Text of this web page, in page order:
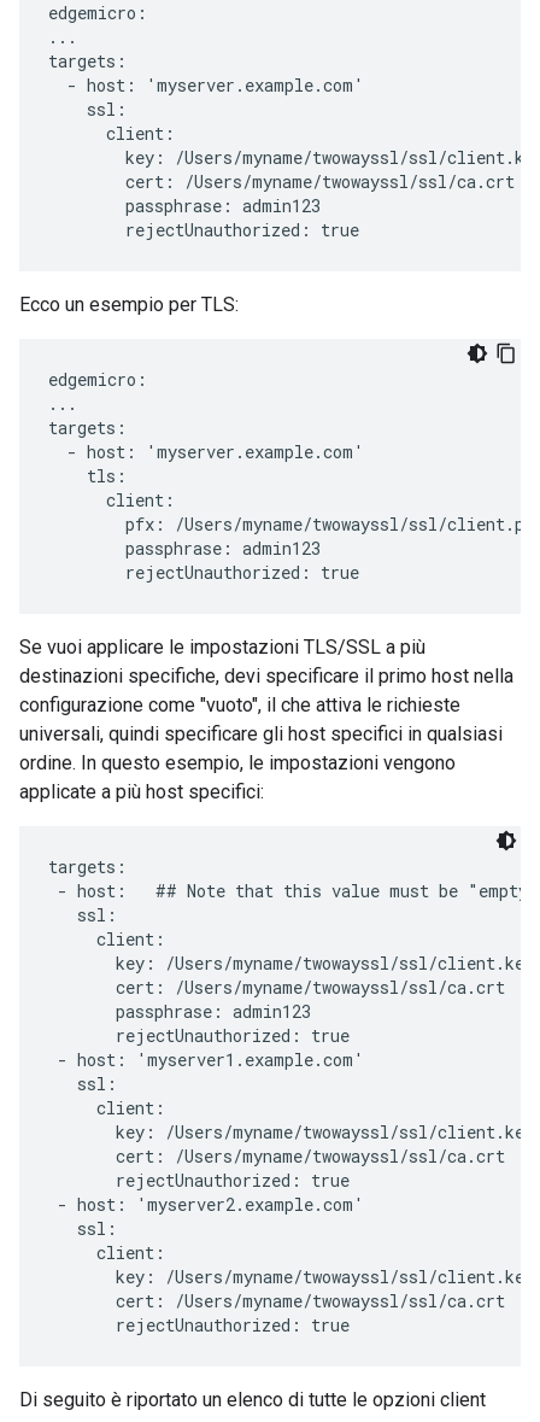
edgemicro:
...
targets:
  - host: 'myserver.example.com'
    ssl:
      client:
key: /Users/myname/twowayssl/ssl/
        cert: /Users/myname/twowayssl/ssl/ca.crt
        passphrase: admin123
        rejectUnauthorized: true
Ecco un esempio per TLS:
edgemicro:
...
targets:
  - host: 'myserver.example.com'
    tls:
      client:
pfx: /Users/myname/twowayssl/ssl/
        passphrase: admin123
        rejectUnauthorized: true
Se vuoi applicare le impostazioni TLS/SSL a più
destinazioni specifiche, devi specificare il primo host nella
configurazione come "vuoto", il che attiva le richieste
universali, quindi specificare gli host specifici in qualsiasi
ordine. In questo esempio, le impostazioni vengono
applicate a più host specifici:
targets:
- host:   ## Note that this value must be "empty"
   ssl:
     client:
       key: /Users/myname/twowayssl/ssl/client.key
       cert: /Users/myname/twowayssl/ssl/ca.crt
       passphrase: admin123
       rejectUnauthorized: true
- host: 'myserver1.example.com'
   ssl:
     client:
       key: /Users/myname/twowayssl/ssl/client.key
       cert: /Users/myname/twowayssl/ssl/ca.crt
       rejectUnauthorized: true
- host: 'myserver2.example.com'
   ssl:
     client:
       key: /Users/myname/twowayssl/ssl/client.key
       cert: /Users/myname/twowayssl/ssl/ca.crt
       rejectUnauthorized: true
Di seguito è riportato un elenco di tutte le opzioni client